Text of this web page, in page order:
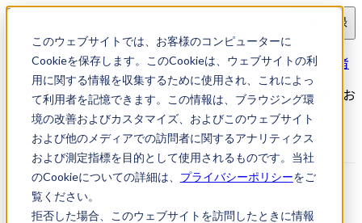
このウェブサイトでは、お客様のコンピューターに
Cookieを保存します。このCookieは、ウェブサイトの利
用に関する情報を収集するために使用され、これによっ
て利用者を記憶できます。この情報は、ブラウジング環
境の改善およびカスタマイズ、およびこのウェブサイト
および他のメディアでの訪問者に関するアナリティクス
および測定指標を目的として使用されるものです。当社
のCookieについての詳細は、 プライバシーポリシーをご
覧ください。
拒否した場合、このウェブサイトを訪問したときに情報
会員登録
求人検索 【愛知県名古屋市】弁理士・特許技術者
【愛知県名古屋市】弁理士・特許技術者｜知財転職・知財お
仕事ナビ